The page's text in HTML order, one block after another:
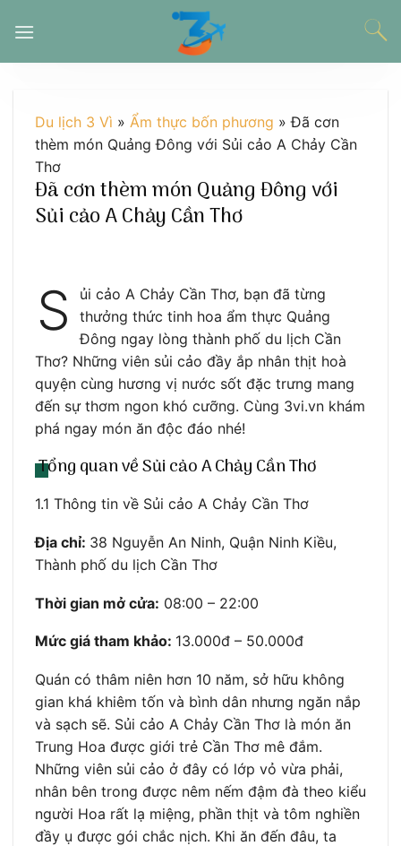
đến
Du lịch 3 Vì » Ẩm thực bốn phương »Đã cơn
thèm món Quảng Đông với Sủi cảo A Chảy Cần
Thơ
Đã cơn thèm món Quảng Đông với
Sủi cảo A Chảy Cần Thơ
S
ủi cảo A Chảy Cần Thơ, bạn đã từng
thưởng thức tinh hoa ẩm thực Quảng
Đông ngay lòng thành phố du lịch Cần
Thơ? Những viên sủi cảo đầy ắp nhân thịt hoà
quyện cùng hương vị nước sốt đặc trưng mang
đến sự thơm ngon khó cưỡng. Cùng 3vi.vn khám
phá ngay món ăn độc đáo nhé!
Tổng quan về Sủi cảo A Chảy Cần Thơ
1.1 Thông tin về Sủi cảo A Chảy Cần Thơ
Địa chỉ: 38 Nguyễn An Ninh, Quận Ninh Kiều,
Thành phố du lịch Cần Thơ
Thời gian mở cửa: 08:00 – 22:00
Mức giá tham khảo: 13.000đ – 50.000đ
Quán có thâm niên hơn 10 năm, sở hữu không
gian khá khiêm tốn và bình dân nhưng ngăn nắp
và sạch sẽ. Sủi cảo A Chảy Cần Thơ là món ăn
Trung Hoa được giới trẻ Cần Thơ mê đắm.
Những viên sủi cảo ở đây có lớp vỏ vừa phải,
nhân bên trong được nêm nếm đậm đà theo kiểu
người Hoa rất lạ miệng, phần thịt và tôm nghiền
đầy ụ được gói chắc nịch. Khi ăn đến đâu, ta